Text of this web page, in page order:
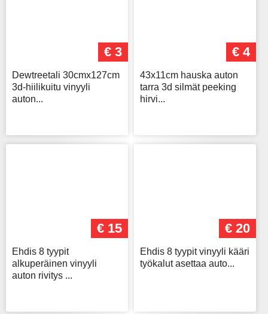
€ 3
Dewtreetali 30cmx127cm
3d-hiilikuitu vinyyli
auton...
€ 4
43x11cm hauska auton
tarra 3d silmät peeking
hirvi...
€ 15
Ehdis 8 tyypit
alkuperäinen vinyyli
auton rivitys ...
€ 20
Ehdis 8 tyypit vinyyli kääri
työkalut asettaa auto...